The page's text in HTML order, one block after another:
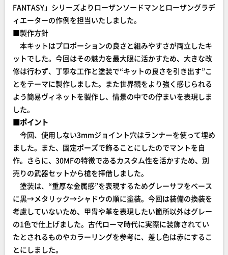
FANTASY」シリーズよりローザンソードマンとローザングラデ
ィエーターの作例を担当いたしました。
■製作方針
本キットはプロポーションの良さと組みやすさが両立したキ
ットでした。今回はその魅力を最大限に活かすため、大きな改
修は行わず、丁寧な工作と塗装で“キットの良さを引き出す”こ
とをテーマに製作しました。また世界観をより強く感じられる
よう簡易ヴィネットを製作し、情景の中での佇まいを表現しま
した。
■ポイント
今回、使用しない3mmジョイント穴はランナーを使って埋め
ました。また、固定ポーズで飾ることにしたのでマントを自
作。さらに、30MFの特徴であるカスタム性を活かすため、別
売りの武器セットから槍を拝借しました。
塗装は、“重厚な金属感”を表現するためグレーサフをベース
に黒→メタリック→シャドウの順に塗装。今回は装備の換装を
考慮していないため、甲冑や革を表現したい箇所以外はグレー
の1色で仕上げました。古代ローマ時代に実際に装飾されてい
たとされるものやカラーリングを参考に、差し色は赤にするこ
とにしました。